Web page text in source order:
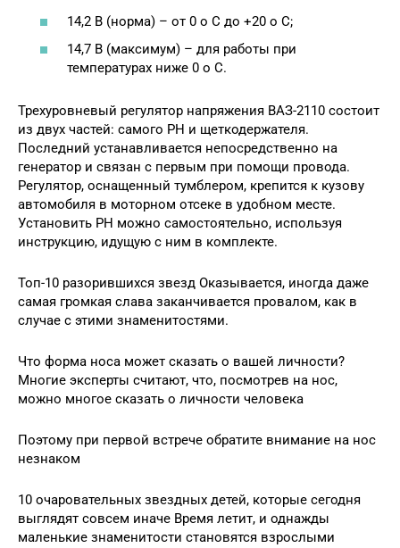
14,2 В (норма) – от 0 о С до +20 о С;
14,7 В (максимум) – для работы при
температурах ниже 0 о С.
Трехуровневый регулятор напряжения ВАЗ-2110 состоит
из двух частей: самого РН и щеткодержателя.
Последний устанавливается непосредственно на
генератор и связан с первым при помощи провода.
Регулятор, оснащенный тумблером, крепится к кузову
автомобиля в моторном отсеке в удобном месте.
Установить РН можно самостоятельно, используя
инструкцию, идущую с ним в комплекте.
Топ-10 разорившихся звезд Оказывается, иногда даже
самая громкая слава заканчивается провалом, как в
случае с этими знаменитостями.
Что форма носа может сказать о вашей личности?
Многие эксперты считают, что, посмотрев на нос,
можно многое сказать о личности человека
Поэтому при первой встрече обратите внимание на нос
незнаком
10 очаровательных звездных детей, которые сегодня
выглядят совсем иначе Время летит, и однажды
маленькие знаменитости становятся взрослыми